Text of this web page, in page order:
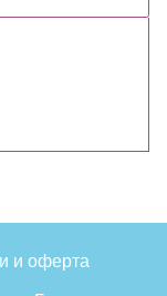
и оферта